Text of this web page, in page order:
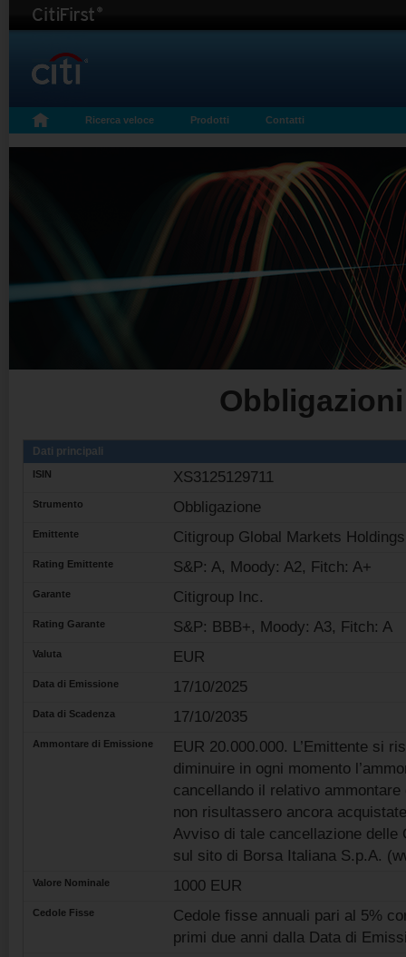
Ricerca veloce Prodotti Contatti
Dati principali
ISIN XS3125129711
Strumento Obbligazione
Emittente Citigroup Global Markets
Rating Emittente S&P: A, Moody: A2, Fitch: A+
Garante Citigroup Inc.
Rating Garante S&P: BBB+, Moody: A3, Fitch: A
Valuta EUR
Data di Emissione 17/10/2025
Data di Scadenza 17/10/2035
Ammontare di Emissione
EUR 20.000.000. L’Emittente si
diminuire in ogni momento
cancellando il relativo
non risultassero ancora
Avviso di tale cancellazione delle
sul sito di Borsa Italiana S.p.A.
Valore Nominale 1000 EUR
Cedole Fisse
Cedole fisse annuali pari al 5%
primi due anni dalla Data di